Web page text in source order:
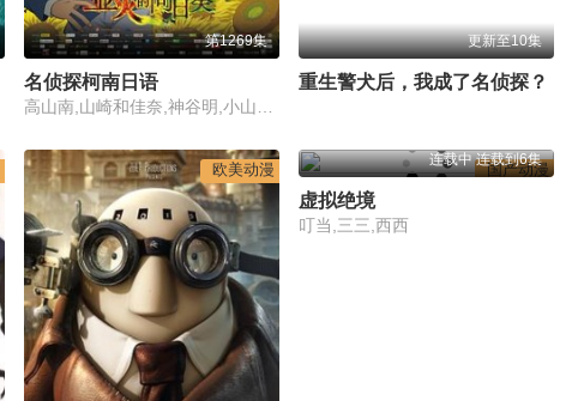
第1269集
名侦探柯南日语
更新至10集
重生警犬后，我成了名侦探？
欧美动漫 国产动漫
连载中 连载到6集
虚拟绝境
叮当,三三,西西